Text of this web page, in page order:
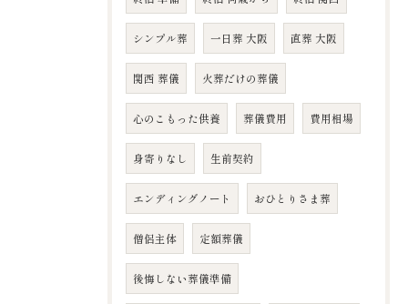
シンプル葬 一日葬 大阪 直葬 大阪
関西 葬儀 火葬だけの葬儀
心のこもった供養 葬儀費用 費用相場
身寄りなし 生前契約
エンディングノート おひとりさま葬
僧侶主体 定額葬儀
後悔しない葬儀準備